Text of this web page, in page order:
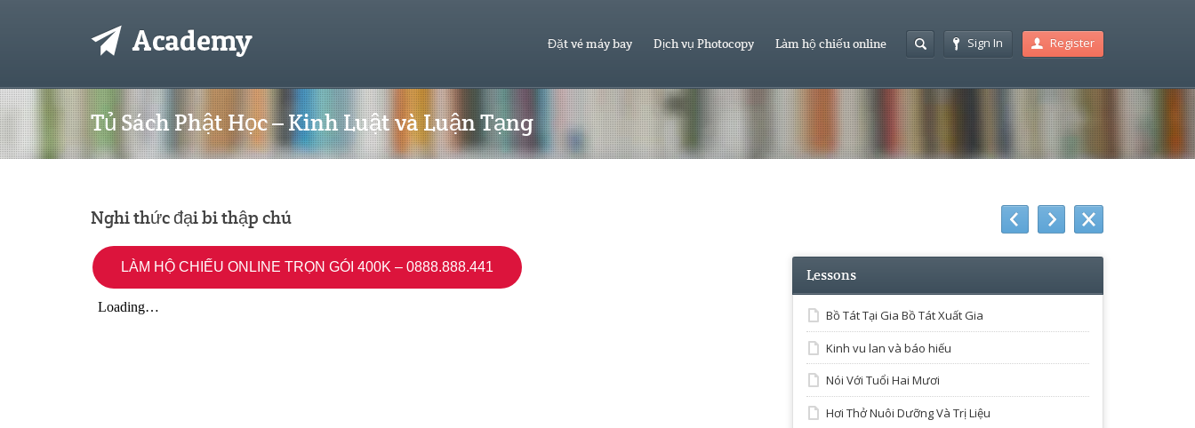
Sign In Register
Đặt vé máy bay Dịch vụ Photocopy Làm hộ chiếu online
Tủ Sách Phật Học – Kinh Luật và Luận Tạng
Nghi thức đại bi thập chú
LÀM HỘ CHIẾU ONLINE TRỌN GÓI 400K – 0888.888.441 Lessons
Bồ Tát Tại Gia Bồ Tát Xuất Gia
Kinh vu lan và báo hiếu
Nói Với Tuổi Hai Mươi
Hơi Thở Nuôi Dưỡng Và Trị Liệu